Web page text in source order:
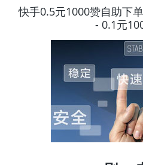
快手0.5元1000赞自助下
- 0.1元